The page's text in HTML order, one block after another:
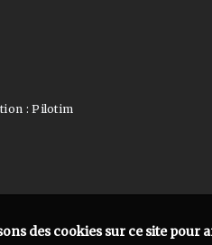
:Pilotim
des cookies sur ce site